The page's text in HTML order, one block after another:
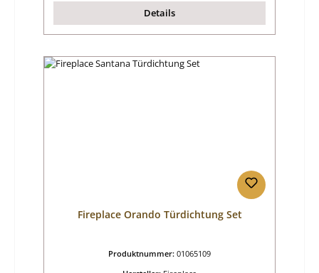
Details
Fireplace Orando Türdichtung Set
Produktnummer: 01065109